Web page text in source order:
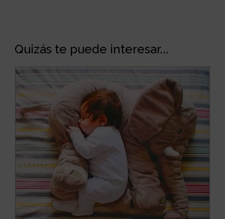
Quizás te puede interesar...